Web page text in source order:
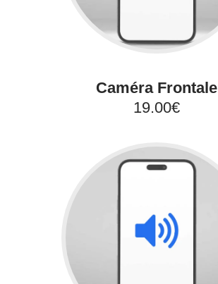
Caméra Frontale
19.00€